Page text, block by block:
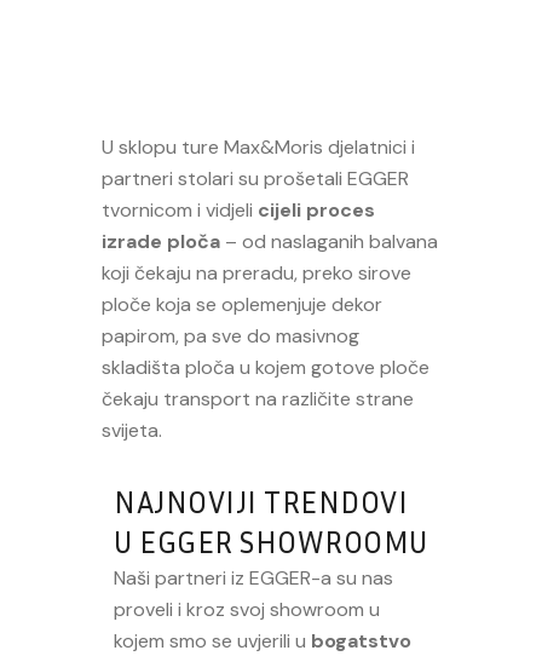
U sklopu ture Max&Moris djelatnici i
partneri stolari su prošetali EGGER
tvornicom i vidjeli cijeli proces
izrade ploča – od naslaganih balvana
koji čekaju na preradu, preko sirove
ploče koja se oplemenjuje dekor
papirom, pa sve do masivnog
skladišta ploča u kojem gotove ploče
čekaju transport na različite strane
svijeta.
NAJNOVIJI TRENDOVI
U EGGER SHOWROOMU
Naši partneri iz EGGER-a su nas
proveli i kroz svoj showroom u
kojem smo se uvjerili u bogatstvo